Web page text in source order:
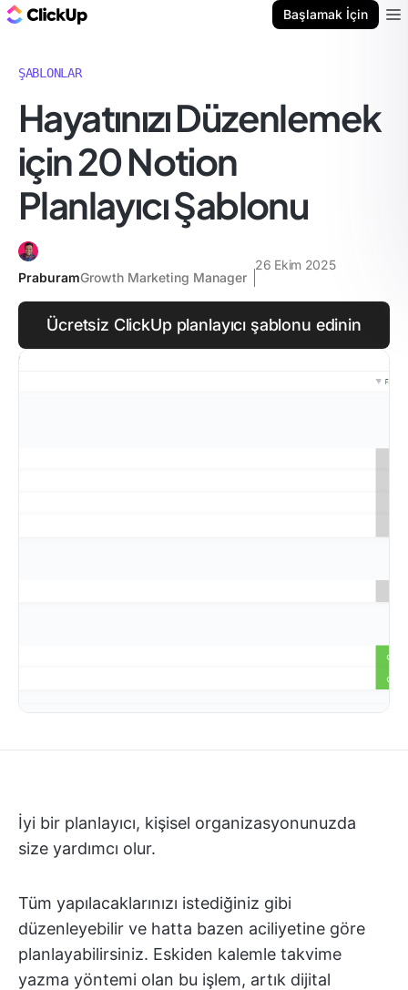
Başlamak İçin
ŞABLONLAR
Hayatınızı Düzenlemek
için 20 Notion
Planlayıcı Şablonu
PraburamGrowth Marketing Manager
26 Ekim 2025
Ücretsiz ClickUp planlayıcı şablonu edinin
İyi bir planlayıcı, kişisel organizasyonunuzda
size yardımcı olur.
Tüm yapılacaklarınızı istediğiniz gibi
düzenleyebilir ve hatta bazen aciliyetine göre
planlayabilirsiniz. Eskiden kalemle takvime
yazma yöntemi olan bu işlem, artık dijital